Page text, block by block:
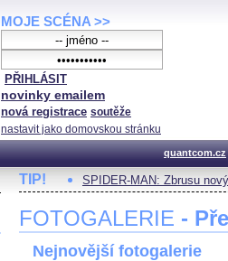
MOJE SCÉNA >>
PŘIHLÁSIT
novinky emailem
nová registrace soutěže
nastavit jako domovskou stránku
quantcom.cz
TIP! SPIDER-MAN: Zbrusu
FOTOGALERIE -
Nejnovější fotogalerie